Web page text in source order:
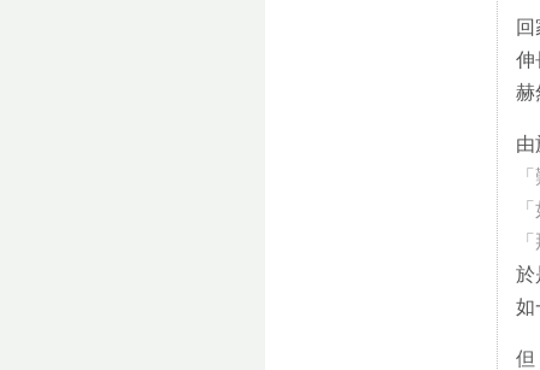
伸
赫
由
於
如
但